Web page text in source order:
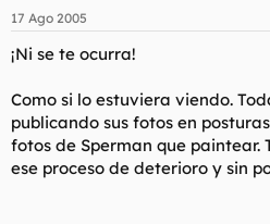
17 Ago 2005
¡Ni se te ocurra!
Como si lo estuviera viendo.
publicando sus fotos en
fotos de Sperman que paintear.
ese proceso de deterioro y sin